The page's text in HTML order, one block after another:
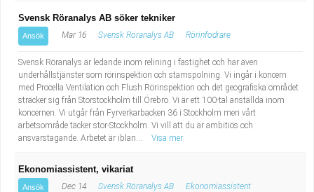
Svensk Röranalys AB söker tekniker
Ansök Mar 16 Svensk Röranalys AB Rörinfodrare
Svensk Röranalys är ledande inom relining i fastighet och har även
underhållstjänster som rörinspektion och stamspolning. Vi ingår i koncern
med Procella Ventilation och Flush Rörinspektion och det geografiska området
sträcker sig från Storstockholm till Örebro. Vi är ett 100-tal anställda inom
koncernen. Vi utgår från Fyrverkarbacken 36 i Stockholm men vårt
arbetsområde täcker stor-Stockholm. Vi vill att du är ambitiös och
ansvarstagande. Arbetet är iblan...
Visa mer
Ekonomiassistent, vikariat
Ansök Dec 14 Svensk Röranalys AB Ekonomiassistent